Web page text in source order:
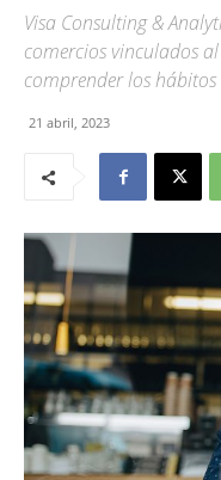
Visa Consulting &
comercios vinculados
comprender los hábitos
21 abril, 2023